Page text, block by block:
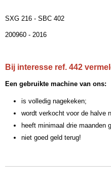
SXG 216 - SBC 402
200960 - 2016
Bij interesse ref. 442
Een gebruikte machine van ons:
is volledig nagekeken;
wordt verkocht voor de halve
heeft minimaal drie maanden
niet goed geld terug!